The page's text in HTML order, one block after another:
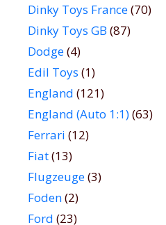
Dinky Toys France(70)
Dinky Toys GB (87)
Dodge(4)
Edil Toys (1)
England (121)
England (Auto 1:1)(63)
Ferrari (12)
Fiat(13)
Flugzeuge(3)
Foden(2)
Ford (23)